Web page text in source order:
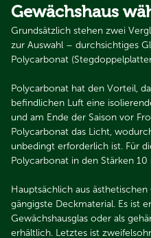
Gewächshaus
Grundsätzlich stehen zwei
zur Auswahl – durchsichtiges
Polycarbonat
Polycarbonat hat den Vorteil,
befindlichen Luft eine
und am Ende der Saison vor
Polycarbonat das Licht,
unbedingt erforderlich ist. Für
Polycarbonat in den Stärken
Hauptsächlich aus
gängigste Deckmaterial. Es ist
Gewächshausglas oder als
erhältlich. Letztes ist